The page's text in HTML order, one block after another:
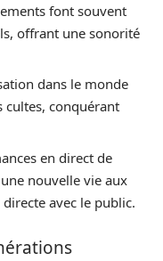
font souvent
offrant une sonorité
dans le monde
cultes, conquérant
en direct de
nouvelle vie aux
avec le public.